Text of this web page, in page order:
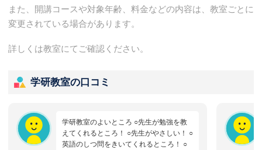
また、開講コースや対象年齢、料金などの内容は、教室ごとに
変更されている場合があります。
詳しくは教室にてご確認ください。
学研教室の口コミ
学研教室のよいところ ○先生が勉強を教
えてくれるところ！ ○先生がやさしい！ ○
英語のしつ問をきいてくれるところ！ ○